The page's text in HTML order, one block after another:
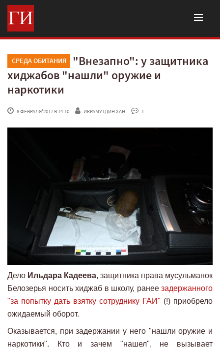
СРЕДА ОБИТАНИЯ
"Внезапно": у защитника
хиджабов "нашли" оружие и
наркотики
8 ФЕВРАЛЯ'2017 В 14:10 ИКРАМУТДИН ХАН 1
Дело Ильдара Кадеева, защитника права мусульманок
Белозерья носить хиджаб в школу, ранее задержанного
"за попытку дать взятку сотруднику ГАИ" (!) приобрело
ожидаемый оборот.
Оказывается, при задержании у него "нашли оружие и
наркотики". Кто и зачем "нашел", не вызывает